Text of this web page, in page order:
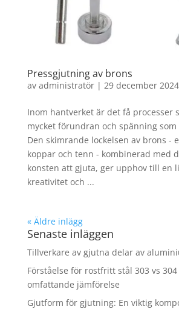
Pressgjutning av brons
av administratör| 29 december 2024
Inom hantverket är det få processer
mycket förundran och spänning
Den skimrande lockelsen av brons -
koppar och tenn - kombinerad med
konsten att gjuta, ger upphov till en
kreativitet och ...
« Äldre inlägg
Senaste inläggen
Tillverkare av gjutna delar av
Förståelse för rostfritt stål 303 vs 304
omfattande jämförelse
Gjutform för gjutning: En viktig